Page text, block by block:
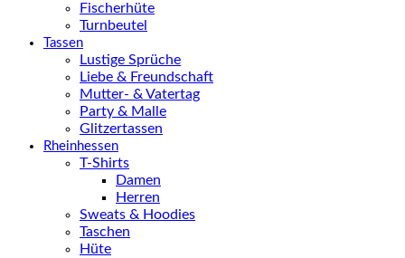
Fischerhüte
Turnbeutel
Tassen
Lustige Sprüche
Liebe & Freundschaft
Mutter- & Vatertag
Party & Malle
Glitzertassen
Rheinhessen
T-Shirts
Damen
Herren
Sweats & Hoodies
Taschen
Hüte